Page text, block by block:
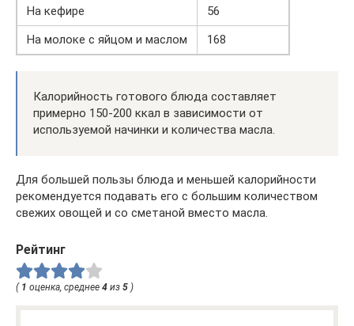
На кефире
56
На молоке с яйцом и маслом
168
Калорийность готового блюда составляет
примерно 150-200 ккал в зависимости от
используемой начинки и количества масла.
Для большей пользы блюда и меньшей калорийности
рекомендуется подавать его с большим количеством
свежих овощей и со сметаной вместо масла.
Рейтинг
( 1 оценка, среднее 4 из 5 )